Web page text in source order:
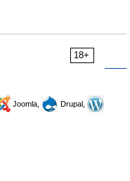
18+
Joomla,
Drupal,